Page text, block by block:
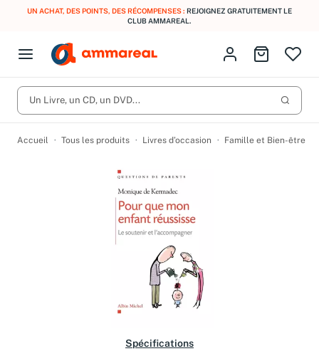
UN ACHAT, DES POINTS, DES RÉCOMPENSES : REJOIGNEZ GRATUITEMENT LE
CLUB AMMAREAL.
Open menu
Fermer le menu
CD d'occasion
Produits Catégories
Vous n'avez pas trouvé l'article que vous cherchiez ?
Activez les notifications dans votre compte pour être alerté dès
qu'il est en stock.
Créer une alerte
Identifiez-vous
Aller au
Un Livre, un CD, un DVD...
Accueil Tous les produits Livres d’occasion Famille et Bien-être
Spécifications